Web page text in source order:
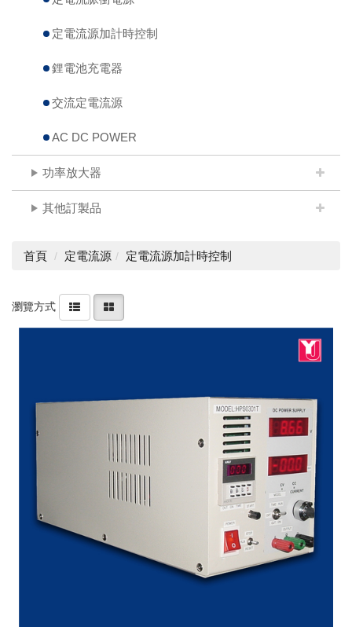
定電流源加計時控制
鋰電池充電器
交流定電流源
AC DC POWER
功率放大器
其他訂製品
首頁 定電流源 定電流源加計時控制
瀏覽方式